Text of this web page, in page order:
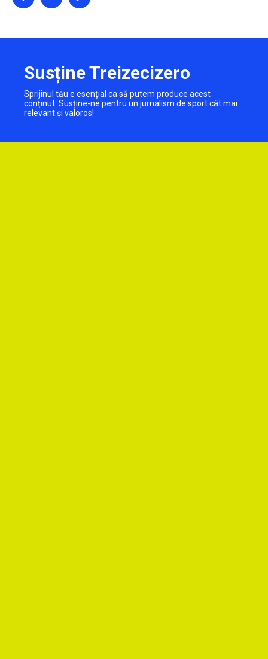
Susține Treizecizero
Sprijinul tău e esențial ca să putem produce acest
conținut. Susține-ne pentru un jurnalism de sport cât mai
relevant și valoros!